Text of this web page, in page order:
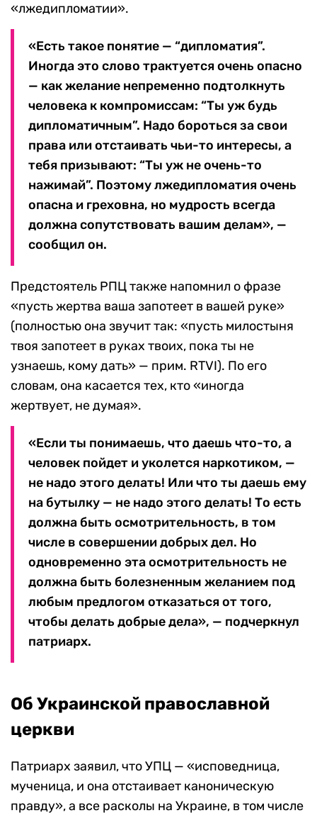
«лжедипломатии».
«Есть такое понятие — “дипломатия”.
Иногда это слово трактуется очень опасно
— как желание непременно подтолкнуть
человека к компромиссам: “Ты уж будь
дипломатичным”. Надо бороться за свои
права или отстаивать чьи-то интересы, а
тебя призывают: “Ты уж не очень-то
нажимай”. Поэтому лжедипломатия очень
опасна и греховна, но мудрость всегда
должна сопутствовать вашим делам», —
сообщил он.
Предстоятель РПЦ также напомнил о фразе
«пусть жертва ваша запотеет в вашей руке»
(полностью она звучит так: «пусть милостыня
твоя запотеет в руках твоих, пока ты не
узнаешь, кому дать» — прим. RTVI). По его
словам, она касается тех, кто «иногда
жертвует, не думая».
«Если ты понимаешь, что даешь что-то, а
человек пойдет и уколется наркотиком, —
не надо этого делать! Или что ты даешь ему
на бутылку — не надо этого делать! То есть
должна быть осмотрительность, в том
числе в совершении добрых дел. Но
одновременно эта осмотрительность не
должна быть болезненным желанием под
любым предлогом отказаться от того,
чтобы делать добрые дела», — подчеркнул
патриарх.
Об Украинской православной
церкви
Патриарх заявил, что УПЦ — «исповедница,
мученица, и она отстаивает каноническую
правду», а все расколы на Украине, в том числе